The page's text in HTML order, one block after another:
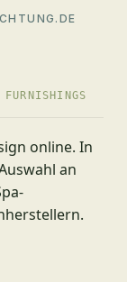
online. In
an